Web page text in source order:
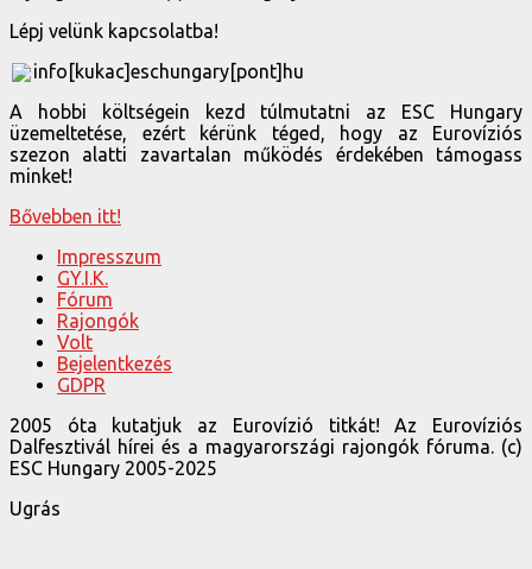
Lépj velünk kapcsolatba!
info[kukac]eschungary[pont]hu
A hobbi költségein kezd túlmutatni az ESC Hungary
üzemeltetése, ezért kérünk téged, hogy az Eurovíziós
szezon alatti zavartalan működés érdekében támogass
minket!
Bővebben itt!
Impresszum
GY.I.K.
Fórum
Rajongók
Volt
Bejelentkezés
GDPR
2005 óta kutatjuk az Eurovízió titkát! Az Eurovíziós
Dalfesztivál hírei és a magyarországi rajongók fóruma. (c)
ESC Hungary 2005-2025
Ugrás